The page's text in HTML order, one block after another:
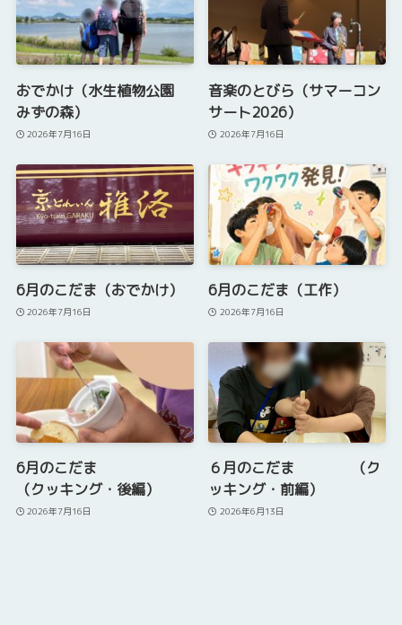
おでかけ（水生植物公園
みずの森）
2026年7月16日
音楽のとびら（サマーコン
サート2026）
2026年7月16日
6月のこだま（おでかけ）
2026年7月16日
6月のこだま（工作）
2026年7月16日
6月のこだま
（クッキング・後編）
2026年7月16日
６月のこだま （ク
ッキング・前編）
2026年6月13日